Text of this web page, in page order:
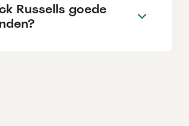
Russells goede